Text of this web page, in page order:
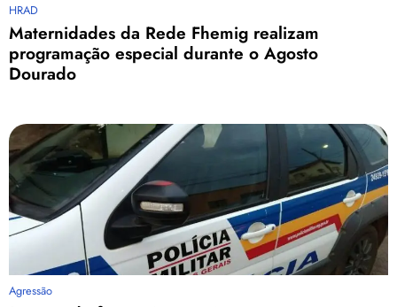
HRAD
Maternidades da Rede Fhemig realizam
programação especial durante o Agosto
Dourado
Agressão